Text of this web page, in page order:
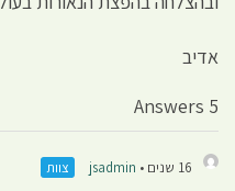
אדיב
5 Answers
16 שנים • jsadmin צוות